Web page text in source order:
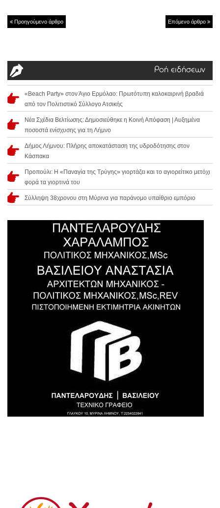
Προηγούμενο άρθρο Επόμενο άρθρο
Ροή ειδήσεων
«Beach Party» στον Άγιο Ερμόλαο: Πρωτότυπη καλοκαιρινή βραδιά
από τον Πολιτιστικό Σύλλογο Ατσικής
Νέα Σχέδια Βελτίωσης: Δημοσιεύθηκε η Κοινή Απόφαση | Αυξημένα
ποσοστά ενίσχυσης για τη Λήμνο
Δήμος Λήμνου: Πλήρης αποκατάσταση της υδροδότησης στον
Κάσπακα
Προπούλι: Η «Παναγία της Τρύγης» γιορτάζει και το αγιορείτικο μετόχι
φορά τα γιορτινά του
Σύλληψη 38χρονου στη Μύρινα για παράνομο υπαίθριο εμπόριο